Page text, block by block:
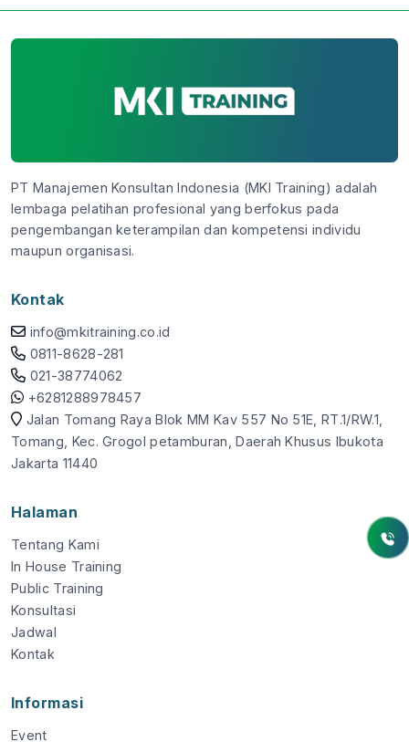
PT Manajemen Konsultan Indonesia (MKI Training) adalah
lembaga pelatihan profesional yang berfokus pada
pengembangan keterampilan dan kompetensi individu
maupun organisasi.
Kontak
info@mkitraining.co.id
0811-8628-281
021-38774062
+6281288978457
Jalan Tomang Raya Blok MM Kav 557 No 51E, RT.1/RW.1,
Tomang, Kec. Grogol petamburan, Daerah Khusus Ibukota
Jakarta 11440
Halaman
Tentang Kami
In House Training
Public Training
Konsultasi
Jadwal
Kontak
Informasi
Event